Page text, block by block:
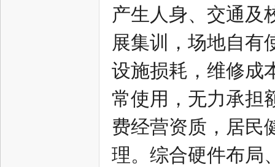
产生人身、交通及
展集训，场地自有
设施损耗，维修成
常使用，无力承担
费经营资质，居民
理。综合硬件布局